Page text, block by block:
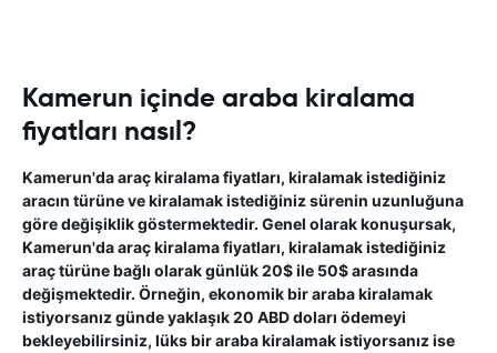
Kamerun içinde araba kiralama
fiyatları nasıl?
Kamerun'da araç kiralama fiyatları, kiralamak istediğiniz
aracın türüne ve kiralamak istediğiniz sürenin uzunluğuna
göre değişiklik göstermektedir. Genel olarak konuşursak,
Kamerun'da araç kiralama fiyatları, kiralamak istediğiniz
araç türüne bağlı olarak günlük 20$ ile 50$ arasında
değişmektedir. Örneğin, ekonomik bir araba kiralamak
istiyorsanız günde yaklaşık 20 ABD doları ödemeyi
bekleyebilirsiniz, lüks bir araba kiralamak istiyorsanız ise